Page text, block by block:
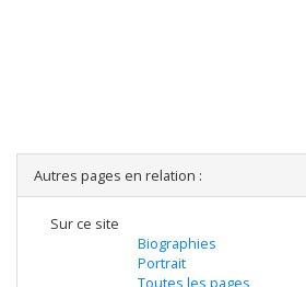
Autres pages en relation :
Sur ce site
Biographies
Portrait
Toutes les pages